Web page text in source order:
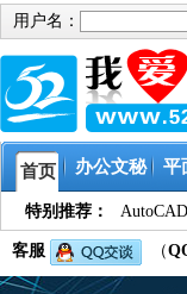
用户名：
首页 办公文秘 平
特别推荐：
客服 （